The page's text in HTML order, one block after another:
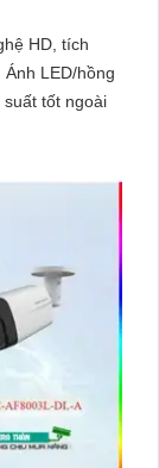
HD, tích
tốt ngoài